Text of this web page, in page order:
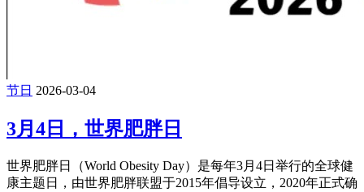
节日 2026-03-04
3月4日，世界肥胖日
世界肥胖日（World Obesity Day）是每年3月4日举行的全球健
康主题日，由世界肥胖联盟于2015年倡导设立，2020年正式确